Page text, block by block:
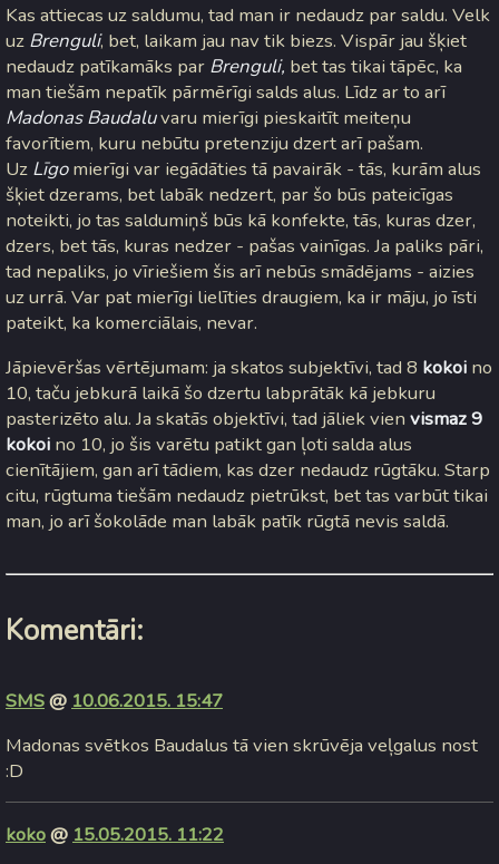
Kas attiecas uz saldumu, tad man ir nedaudz par saldu. Velk
uz Brenguli, bet, laikam jau nav tik biezs. Vispār jau šķiet
nedaudz patīkamāks par Brenguli, bet tas tikai tāpēc, ka
man tiešām nepatīk pārmērīgi salds alus. Līdz ar to arī
Madonas Baudaluvaru mierīgi pieskaitīt meiteņu
favorītiem, kuru nebūtu pretenziju dzert arī pašam.
Uz Līgomierīgi var iegādāties tā pavairāk - tās, kurām alus
šķiet dzerams, bet labāk nedzert, par šo būs pateicīgas
noteikti, jo tas saldumiņš būs kā konfekte, tās, kuras dzer,
dzers, bet tās, kuras nedzer - pašas vainīgas. Ja paliks pāri,
tad nepaliks, jo vīriešiem šis arī nebūs smādējams - aizies
uz urrā. Var pat mierīgi lielīties draugiem, ka ir māju, jo īsti
pateikt, ka komerciālais, nevar.
Jāpievēršas vērtējumam: ja skatos subjektīvi, tad 8 kokoi no
10, taču jebkurā laikā šo dzertu labprātāk kā jebkuru
pasterizēto alu. Ja skatās objektīvi, tad jāliek vien vismaz 9
kokoi no 10, jo šis varētu patikt gan ļoti salda alus
cienītājiem, gan arī tādiem, kas dzer nedaudz rūgtāku. Starp
citu, rūgtuma tiešām nedaudz pietrūkst, bet tas varbūt tikai
man, jo arī šokolāde man labāk patīk rūgtā nevis saldā.
Komentāri:
SMS@ 10.06.2015. 15:47
Madonas svētkos Baudalus tā vien skrūvēja veļgalus nost
:D
koko@ 15.05.2015. 11:22